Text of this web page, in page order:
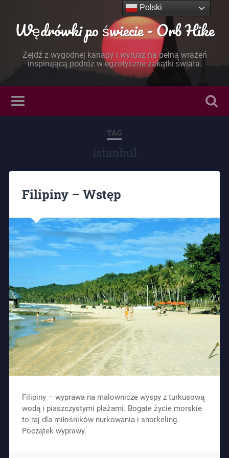
Wędrówki po świecie - Orb Hike
Zejdź z wygodnej kanapy i wyrusz na pełną wrażeń
inspirującą podróż w egzotyczne zakątki świata.
TAG
Istanbul
Filipiny – Wstęp
Filipiny – wyprawa na malownicze wyspy z turkusową
wodą i piaszczystymi plażami. Bogate życie morskie
to raj dla miłośników nurkowania i snorkeling.
Początek wyprawy.
Polski